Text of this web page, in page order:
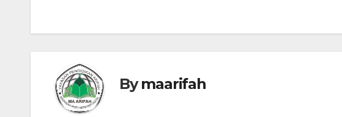
Bymaarifah